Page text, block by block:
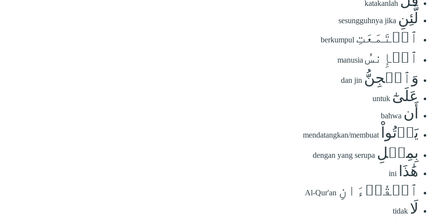
katakanlah
لَّئِنِ sesungguhnya jika
ٱجۡتَمَعَتِ berkumpul
ٱلۡإِنسُ manusia
وَٱلۡجِنُّ dan jin
عَلَىٰٓ untuk
أَن bahwa
يَأۡتُواْ mendatangkan/membuat
بِمِثۡلِ dengan yang serupa
هَٰذَا ini
ٱلۡقُرۡءَانِ Al-Qur'an
لَا tidak